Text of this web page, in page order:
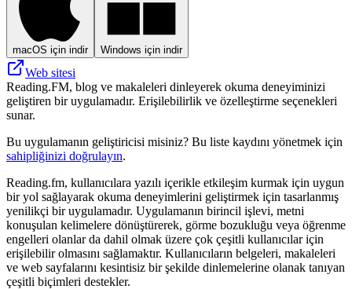
macOS için indir Windows için indir
Web sitesi
Reading.FM, blog ve makaleleri dinleyerek okuma deneyiminizi
geliştiren bir uygulamadır. Erişilebilirlik ve özelleştirme seçenekleri
sunar.
Bu uygulamanın geliştiricisi misiniz? Bu liste kaydını yönetmek için
sahipliğinizi doğrulayın.
Reading.fm, kullanıcılara yazılı içerikle etkileşim kurmak için uygun
bir yol sağlayarak okuma deneyimlerini geliştirmek için tasarlanmış
yenilikçi bir uygulamadır. Uygulamanın birincil işlevi, metni
konuşulan kelimelere dönüştürerek, görme bozukluğu veya öğrenme
engelleri olanlar da dahil olmak üzere çok çeşitli kullanıcılar için
erişilebilir olmasını sağlamaktır. Kullanıcıların belgeleri, makaleleri
ve web sayfalarını kesintisiz bir şekilde dinlemelerine olanak tanıyan
çeşitli biçimleri destekler.